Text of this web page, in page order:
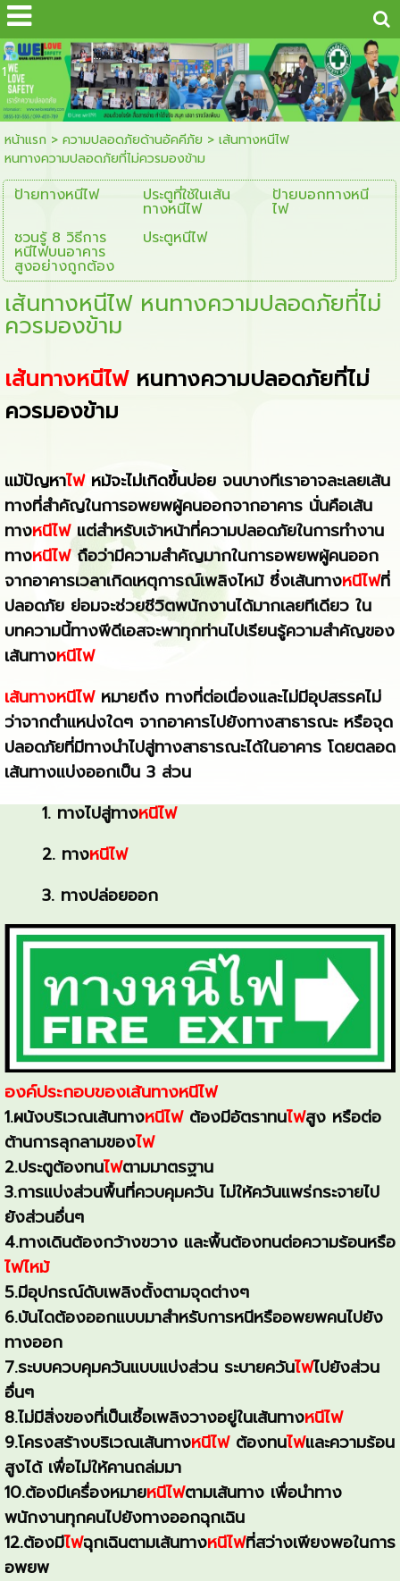
...
1
หน้าแรก > ความปลอดภัยด้านอัคคีภัย > เส้นทางหนีไฟ
หนทางความปลอดภัยที่ไม่ควรมองข้าม
ป้ายทางหนีไฟ ประตูที่ใช้ในเส้น
ทางหนีไฟ
ป้ายบอกทางหนี
ไฟ
ชวนรู้ 8 วิธีการ
หนีไฟบนอาคาร
สูงอย่างถูกต้อง
ประตูหนีไฟ
เส้นทางหนีไฟ หนทางความปลอดภัยที่ไม่
ควรมองข้าม
เส้นทางหนีไฟ หนทางความปลอดภัยที่ไม่
ควรมองข้าม
แม้ปัญหาไฟไ หม้จะไม่เกิดขึ้นบ่อยจนบางทีเราอาจละเลยเส้น
ทางที่สำคัญในการอพยพผู้คนออกจากอาคาร นั่นคือเส้น
ทางหนีไฟแต่สำหรับเจ้าหน้าที่ความปลอดภัยในการทำงาน
ทางหนีไฟถือว่ามีความสำคัญมากในการอพยพผู้คนออก
จากอาคารเวลาเกิดเหตุการณ์เพลิงไหม้ ซึ่งเส้นทางหนีไฟที่
ปลอดภัย ย่อมจะช่วยชีวิตพนักงานได้มากเลยทีเดียว ใน
บทความนี้ทางพีดีเอสจะพาทุกท่านไปเรียนรู้ความสำคัญของ
เส้นทางหนีไฟ
เส้นทางหนีไฟหมายถึง ทางที่ต่อเนื่องและไม่มีอุปสรรคไม่
ว่าจากตำแหน่งใดๆ จากอาคารไปยังทางสาธารณะ หรือจุด
ปลอดภัยที่มีทางนำไปสู่ทางสาธารณะได้ในอาคาร โดยตลอด
เส้นทางแบ่งออกเป็น 3 ส่วน
1. ทางไปสู่ทางหนีไฟ
2. ทางหนีไฟ
3. ทางปล่อยออก
องค์ประกอบของเส้นทางหนีไฟ
1.ผนังบริเวณเส้นทางหนีไฟต้องมีอัตราทนไฟสูง หรือต่อ
ต้านการลุกลามของไฟ
2.ประตูต้องทนไฟตามมาตรฐาน
3.การแบ่งส่วนพื้นที่ควบคุมควัน ไม่ให้ควันแพร่กระจายไป
ยังส่วนอื่นๆ
4.ทางเดินต้องกว้างขวาง และพื้นต้องทนต่อความร้อนหรือ
ไฟไหม้
5.มีอุปกรณ์ดับเพลิงตั้งตามจุดต่างๆ
6.บันไดต้องออกแบบมาสำหรับการหนีหรืออพยพคนไปยัง
ทางออก
7.ระบบควบคุมควันแบบแบ่งส่วน ระบายควันไฟไปยังส่วน
อื่นๆ
8.ไม่มีสิ่งของที่เป็นเชื้อเพลิงวางอยู่ในเส้นทางหนีไฟ
9.โครงสร้างบริเวณเส้นทางหนีไฟต้องทนไฟและความร้อน
สูงได้ เพื่อไม่ให้คานถล่มมา
10.ต้องมีเครื่องหมายหนีไฟตามเส้นทาง เพื่อนำทาง
พนักงานทุกคนไปยังทางออกฉุกเฉิน
12.ต้องมีไฟฉุกเฉินตามเส้นทางหนีไฟที่สว่างเพียงพอในการ
อพยพ